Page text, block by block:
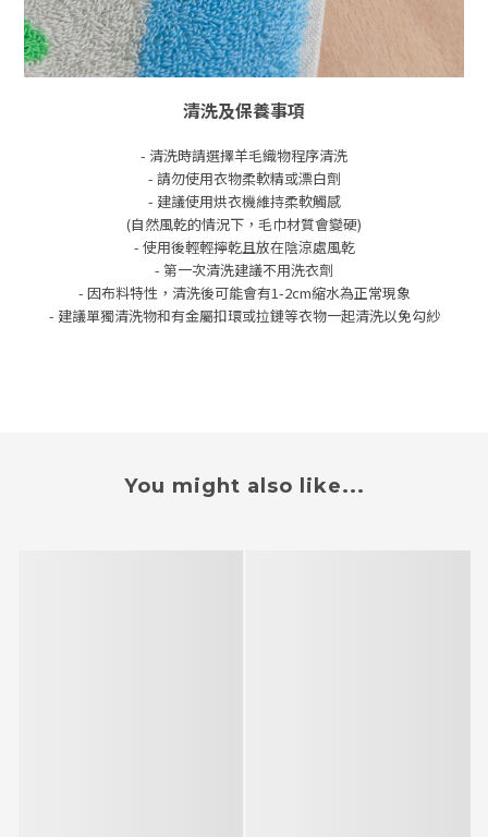
清洗及保養事項
- 清洗時請選擇羊毛織物程序清洗
- 請勿使用衣物柔軟精或漂白劑
- 建議使用烘衣機維持柔軟觸感
(自然風乾的情況下，毛巾材質會變硬)
- 使用後輕輕擰乾且放在陰涼處風乾
- 第一次清洗建議不用洗衣劑
- 因布料特性，清洗後可能會有1-2cm縮水為正常現象
- 建議單獨清洗物和有金屬扣環或拉鏈等衣物一起清洗以免勾紗
You might also like...